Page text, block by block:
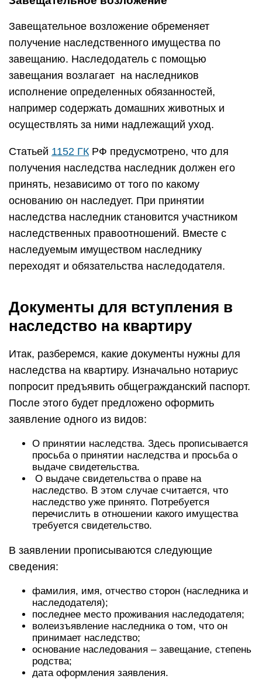
Завещательное возложение обременяет
получение наследственного имущества по
завещанию. Наследодатель с помощью
завещания возлагает на наследников
исполнение определенных обязанностей,
например содержать домашних животных и
осуществлять за ними надлежащий уход.
Статьей 1152 ГКРФ предусмотрено, что для
получения наследства наследник должен его
принять, независимо от того по какому
основанию он наследует. При принятии
наследства наследник становится участником
наследственных правоотношений. Вместе с
наследуемым имуществом наследнику
переходят и обязательства наследодателя.
Документы для вступления в
наследство на квартиру
Итак, разберемся, какие документы нужны для
наследства на квартиру. Изначально нотариус
попросит предъявить общегражданский паспорт.
После этого будет предложено оформить
заявление одного из видов:
О принятии наследства. Здесь прописывается
просьба о принятии наследства и просьба о
выдаче свидетельства.
О выдаче свидетельства о праве на
наследство. В этом случае считается, что
наследство уже принято. Потребуется
перечислить в отношении какого имущества
требуется свидетельство.
В заявлении прописываются следующие
сведения:
фамилия, имя, отчество сторон (наследника и
наследодателя);
последнее место проживания наследодателя;
волеизъявление наследника о том, что он
принимает наследство;
основание наследования – завещание, степень
родства;
дата оформления заявления.